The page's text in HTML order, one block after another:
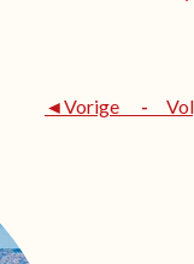
◄Vorige -